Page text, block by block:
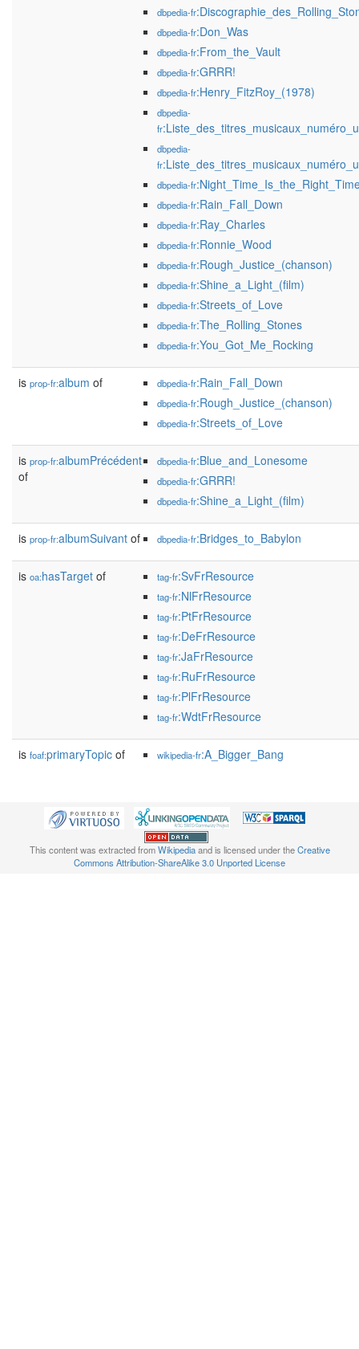
dbpedia-fr
dbpedia-fr:Don_Was
dbpedia-fr:From_the_Vault
dbpedia-fr:GRRR!
dbpedia-fr:Henry_FitzRoy_(1978)
dbpedia-
fr
dbpedia-
fr
dbpedia-fr
dbpedia-fr:Rain_Fall_Down
dbpedia-fr:Ray_Charles
dbpedia-fr:Ronnie_Wood
dbpedia-fr:Rough_Justice_(chanson)
dbpedia-fr:Shine_a_Light_(film)
dbpedia-fr:Streets_of_Love
dbpedia-fr:The_Rolling_Stones
dbpedia-fr:You_Got_Me_Rocking
is prop-fr:album of dbpedia-fr:Rain_Fall_Down
dbpedia-fr:Rough_Justice_(chanson)
dbpedia-fr:Streets_of_Love
is prop-fr:albumPrécédent
of
dbpedia-fr:Blue_and_Lonesome
dbpedia-fr:GRRR!
dbpedia-fr:Shine_a_Light_(film)
is prop-fr:albumSuivant of dbpedia-fr:Bridges_to_Babylon
is oa:hasTarget of tag-fr:SvFrResource
tag-fr:NlFrResource
tag-fr:PtFrResource
tag-fr:DeFrResource
tag-fr:JaFrResource
tag-fr:RuFrResource
tag-fr:PlFrResource
tag-fr:WdtFrResource
is foaf:primaryTopic of wikipedia-fr:A_Bigger_Bang
This content was extracted fromWikipediaand is licensed under theCreative
Commons Attribution-ShareAlike 3.0 Unported License